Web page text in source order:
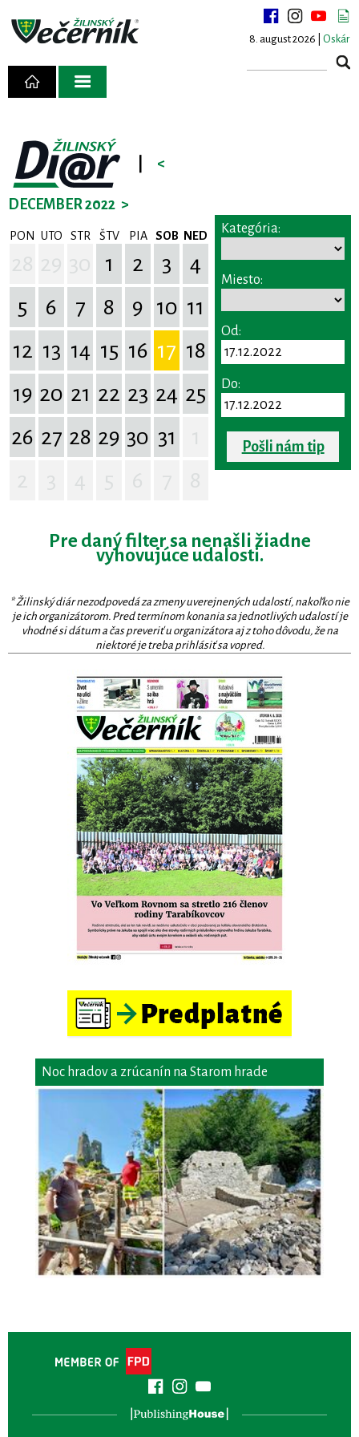
8. august 2026 | Oskár
<
DECEMBER 2022 >
PON UTO STR ŠTV PIA SOB NED
1 2 3
4
5
6 7 8 9 10 11
12 13 14 15 16 17 18
19 20 21 22 23 24 25
26 27 28 29 30 31
Kategória:
Miesto:
Od:
Do:
Pošli nám tip
Pre daný filter sa nenašli žiadne
vyhovujúce udalosti.
* Žilinský diár nezodpovedá za zmeny uverejnených udalostí, nakoľko nie
je ich organizátorom. Pred termínom konania sa jednotlivých udalostí je
vhodné si dátum a čas preveriť u organizátora aj z toho dôvodu, že na
niektoré je treba prihlásiť sa vopred.
Noc hradov a zrúcanín na Starom hrade